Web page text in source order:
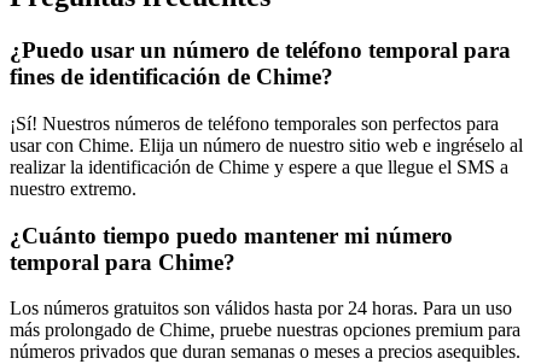
¿Puedo usar un número de teléfono temporal para
fines de identificación de Chime?
¡Sí! Nuestros números de teléfono temporales son perfectos para
usar con Chime. Elija un número de nuestro sitio web e ingréselo al
realizar la identificación de Chime y espere a que llegue el SMS a
nuestro extremo.
¿Cuánto tiempo puedo mantener mi número
temporal para Chime?
Los números gratuitos son válidos hasta por 24 horas. Para un uso
más prolongado de Chime, pruebe nuestras opciones premium para
números privados que duran semanas o meses a precios asequibles.